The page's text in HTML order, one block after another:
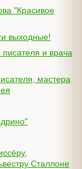
выходные!
Сталлоне